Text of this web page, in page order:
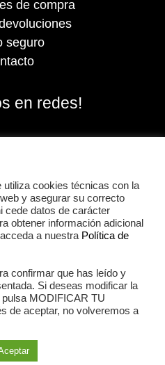
de compra
seguro
en redes!
© Todos los derechos
utiliza cookies técnicas con la
y asegurar su correcto
cede datos de carácter
obtener información adicional
a nuestra Política de
confirmar que has leído y
Si deseas modificar la
MODIFICAR TU
de aceptar, no volveremos a